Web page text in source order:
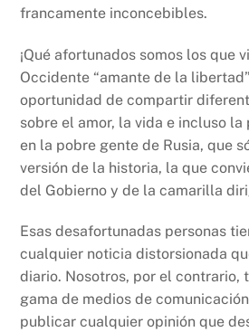
francamente inconcebibles.
¡Qué afortunados somos los que
Occidente “amante de la
oportunidad de compartir
sobre el amor, la vida e incluso la
en la pobre gente de Rusia, que
versión de la historia, la que
del Gobierno y de la camarilla
Esas desafortunadas personas
cualquier noticia distorsionada
diario. Nosotros, por el contrario,
gama de medios de
publicar cualquier opinión que